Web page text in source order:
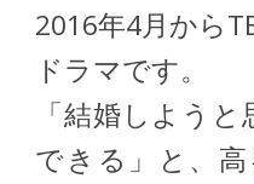
2016年4月から
ドラマです。
「結婚しよう
できる」と、